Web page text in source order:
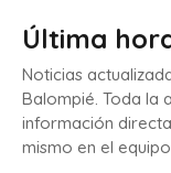
Última
Noticias
Balompié. Toda la
información
mismo en el equipo.